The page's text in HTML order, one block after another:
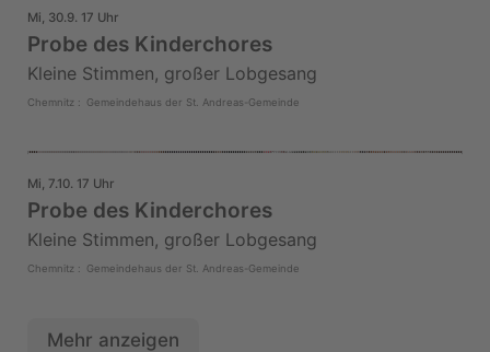
Mi, 30.9. 17 Uhr
Probe des Kinderchores
Kleine Stimmen, großer Lobgesang
Chemnitz : Gemeindehaus der St. Andreas-Gemeinde
Mi, 7.10. 17 Uhr
Probe des Kinderchores
Kleine Stimmen, großer Lobgesang
Chemnitz : Gemeindehaus der St. Andreas-Gemeinde
Mehr anzeigen